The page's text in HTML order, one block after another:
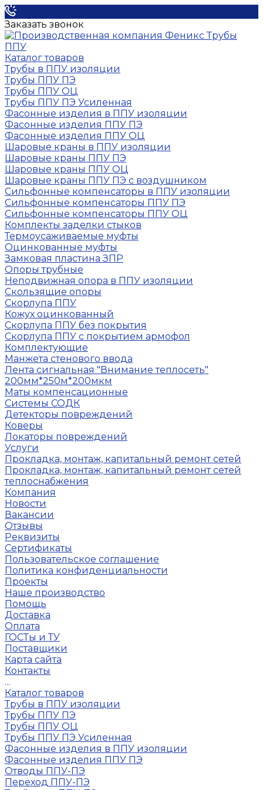
Заказать звонок
Каталог товаров
Трубы в ППУ изоляции
Трубы ППУ ПЭ
Трубы ППУ ОЦ
Трубы ППУ ПЭ Усиленная
Фасонные изделия в ППУ изоляции
Фасонные изделия ППУ ПЭ
Фасонные изделия ППУ ОЦ
Шаровые краны в ППУ изоляции
Шаровые краны ППУ ПЭ
Шаровые краны ППУ ОЦ
Шаровые краны ППУ ПЭ с воздушником
Сильфонные компенсаторы в ППУ изоляции
Сильфонные компенсаторы ППУ ПЭ
Сильфонные компенсаторы ППУ ОЦ
Комплекты заделки стыков
Термоусаживаемые муфты
Оцинкованные муфты
Замковая пластина ЗПР
Опоры трубные
Неподвижная опора в ППУ изоляции
Скользящие опоры
Скорлупа ППУ
Кожух оцинкованный
Скорлупа ППУ без покрытия
Скорлупа ППУ с покрытием армофол
Комплектующие
Манжета стенового ввода
Лента сигнальная "Внимание теплосеть"
200мм*250м*200мкм
Маты компенсационные
Системы СОДК
Детекторы повреждений
Коверы
Локаторы повреждений
Услуги
Прокладка, монтаж, капитальный ремонт сетей
Прокладка, монтаж, капитальный ремонт сетей
теплоснабжения
Компания
Новости
Вакансии
Отзывы
Реквизиты
Сертификаты
Пользовательское соглашение
Политика конфиденциальности
Проекты
Наше производство
Помощь
Доставка
Оплата
ГОСТы и ТУ
Поставщики
Карта сайта
Контакты
...
Каталог товаров
Трубы в ППУ изоляции
Трубы ППУ ПЭ
Трубы ППУ ОЦ
Трубы ППУ ПЭ Усиленная
Фасонные изделия в ППУ изоляции
Фасонные изделия ППУ ПЭ
Отводы ППУ-ПЭ
Переход ППУ-ПЭ